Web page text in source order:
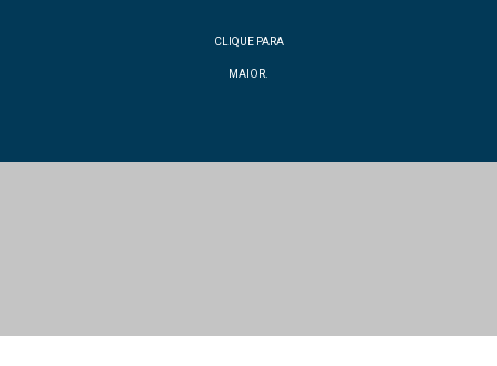
CLIQUE PARA
MAIOR.